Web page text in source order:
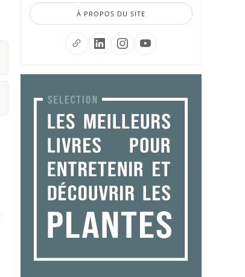
À PROPOS DU SITE